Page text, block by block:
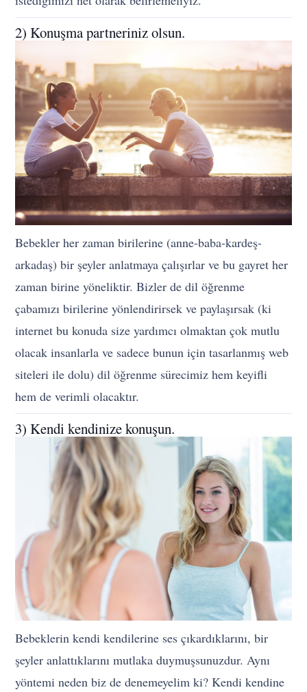
2) Konuşma partneriniz olsun.
Bebekler her zaman birilerine (anne-baba-kardeş-
arkadaş) bir şeyler anlatmaya çalışırlar ve bu gayret her
zaman birine yöneliktir. Bizler de dil öğrenme
çabamızı birilerine yönlendirirsek ve paylaşırsak (ki
internet bu konuda size yardımcı olmaktan çok mutlu
olacak insanlarla ve sadece bunun için tasarlanmış web
siteleri ile dolu) dil öğrenme sürecimiz hem keyifli
hem de verimli olacaktır.
3) Kendi kendinize konuşun.
Bebeklerin kendi kendilerine ses çıkardıklarını, bir
şeyler anlattıklarını mutlaka duymuşsunuzdur. Aynı
yöntemi neden biz de denemeyelim ki? Kendi kendine